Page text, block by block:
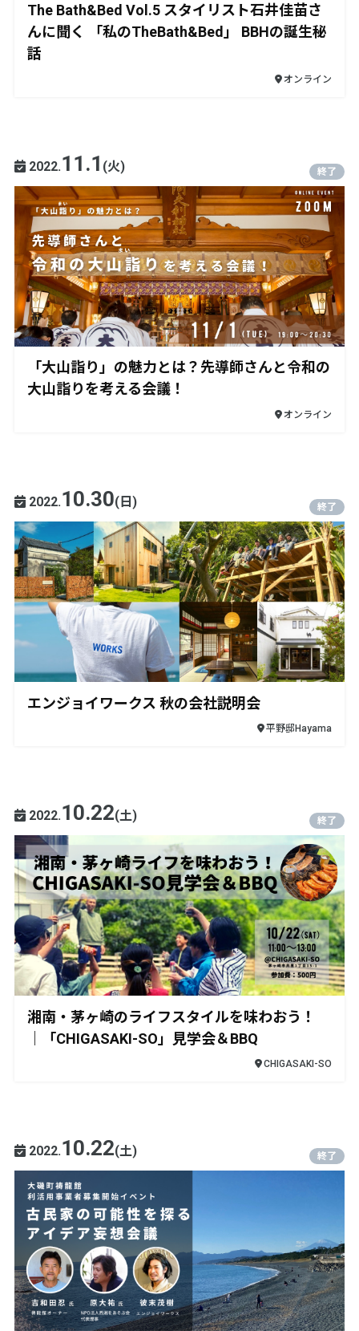
The Bath&Bed Vol.5 スタイリスト石井佳苗さ
んに聞く 「私のTheBath&Bed」 BBHの誕生秘
話
オンライン
2022.11.1 (火) 終了
「大山詣り」の魅力とは？先導師さんと令和の
大山詣りを考える会議！
オンライン
2022.10.30(日) 終了
エンジョイワークス 秋の会社説明会
平野邸Hayama
2022.10.22(土) 終了
湘南・茅ヶ崎のライフスタイルを味わおう！
｜「CHIGASAKI-SO」見学会＆BBQ
CHIGASAKI-SO
2022.10.22(土) 終了